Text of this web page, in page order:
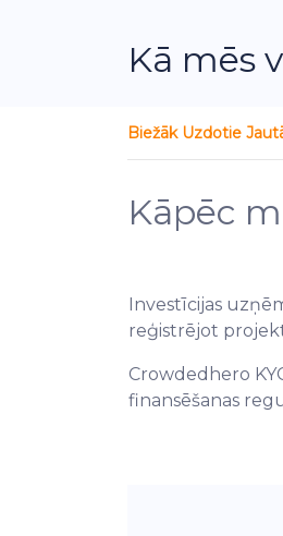
Kā mēs
Biežāk Uzdotie
Kāpēc
Investīcijas
reģistrējot
Crowdedhero
finansēšanas